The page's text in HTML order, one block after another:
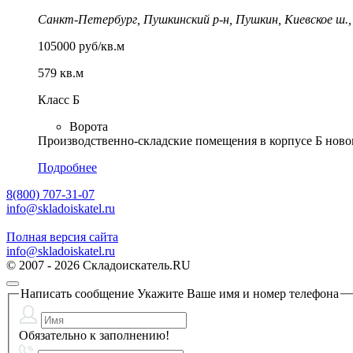
Санкт-Петербург, Пушкинский р-н, Пушкин, Киевское ш.,
105000 руб/кв.м
579 кв.м
Класс Б
Ворота
Пpoизводcтвенно-cклaдские помещeния в коpпусе Б
Подробнее
8(800) 707-31-07
info@skladoiskatel.ru
Полная версия сайта
info@skladoiskatel.ru
© 2007 - 2026 Складоискатель.RU
Написать сообщение Укажите Ваше имя и номер телефона
Обязательно к заполнению!